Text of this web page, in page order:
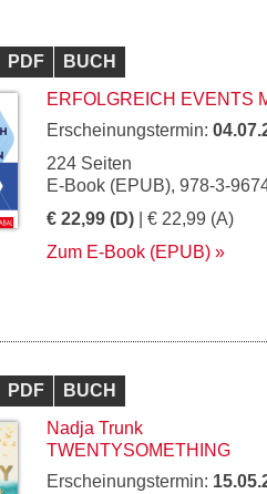
PDF
BUCH
ERFOLGREICH EVENTS
Erscheinungstermin:
224 Seiten
E-Book (EPUB), 978-3-
€ 22,99 (D) | € 22,99 (A)
Zum E-Book (EPUB)
PDF
BUCH
Nadja Trunk
TWENTYSOMETHING
Erscheinungstermin: